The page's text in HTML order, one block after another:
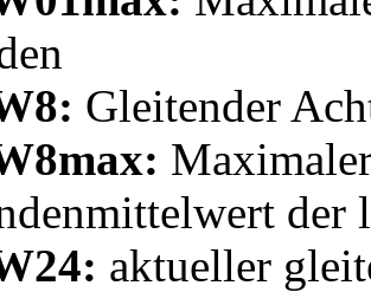
Gleitender
der
aktueller